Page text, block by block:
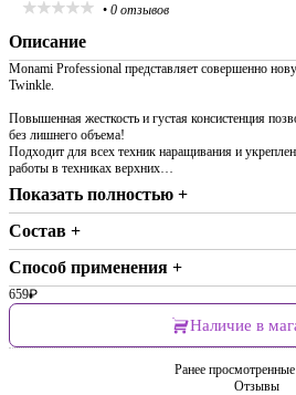
• 0 отзывов
Описание
Monami Professional представляет совершенно
Twinkle.
Повышенная жесткость и густая консистенция
без лишнего объема!
Подходит для всех техник наращивания и
работы в техниках верхних…
Показать полностью +
Состав +
Способ применения +
659₽
Наличие в
Ранее
Отзывы